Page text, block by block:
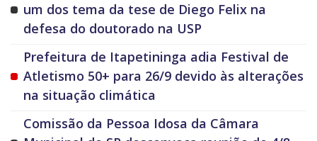
um dos tema da tese de Diego Felix na
defesa do doutorado na USP
Prefeitura de Itapetininga adia Festival de
Atletismo 50+ para 26/9 devido às alterações
na situação climática
Comissão da Pessoa Idosa da Câmara